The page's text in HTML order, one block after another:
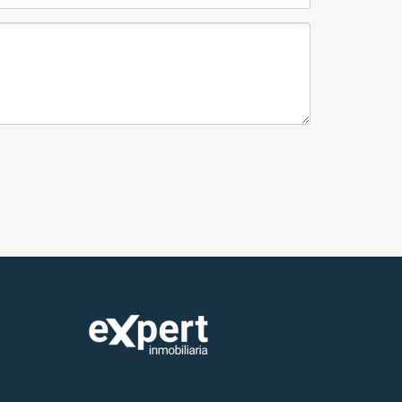
complicaciones. Estoy aquí para
Si estás listo para dar el siguiente